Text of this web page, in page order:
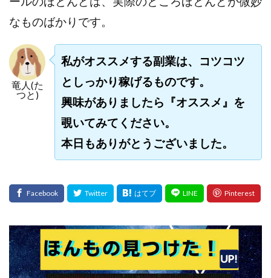
なものばかりです。
竜人(た
つと)
私がオススメする副業は、コツコツ
としっかり稼げるものです。
興味がありましたら『オススメ』を
覗いてみてください。
本日もありがとうございました。
中村健吾 中村友也 中村洸一
中村陽
中田光治
中谷司
中野愛望
佐藤由規
佐藤隆司
一般財団法人日本投資家育成機構
合同会社Artemis
加藤陸
加藤隆伸
動画を見てGET
動画を見て報酬GET(ゲット)
北野毅
千葉雄介
即金アプリを無料ダウンロードして毎日30
合同会社 RoyalBond
合同会社AZone
合同会社NT
合同会社REEF
合同会社Renaissance
加藤浩次
加藤敏行
倉由美希
写真を選んで収益GET
億のゲームチェンジ
億の継承
儲けの達人FX